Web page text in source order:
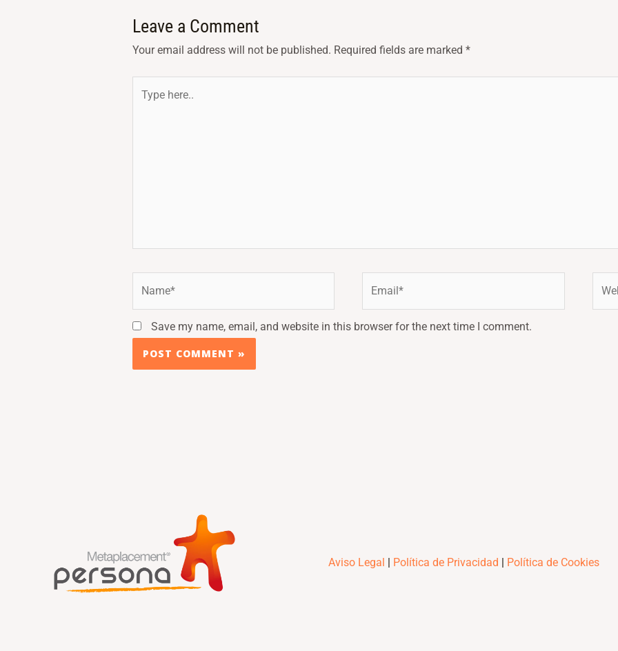
Leave a Comment
Your email address will not be published. Required fields are marked *
here..
Save my name, email, and website in this browser for the next time I comment.
Aviso Legal | Política de Privacidad | Política de Cookies